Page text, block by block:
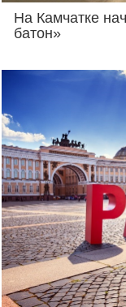
На Камчатке
батон»